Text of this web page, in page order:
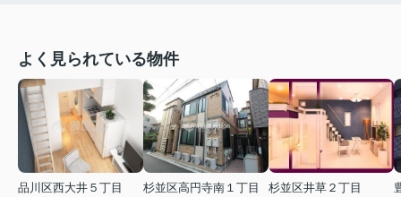
よく見られている物件
品川区西大井５丁目
杉並区高円寺南１丁目
杉並区井草２丁目